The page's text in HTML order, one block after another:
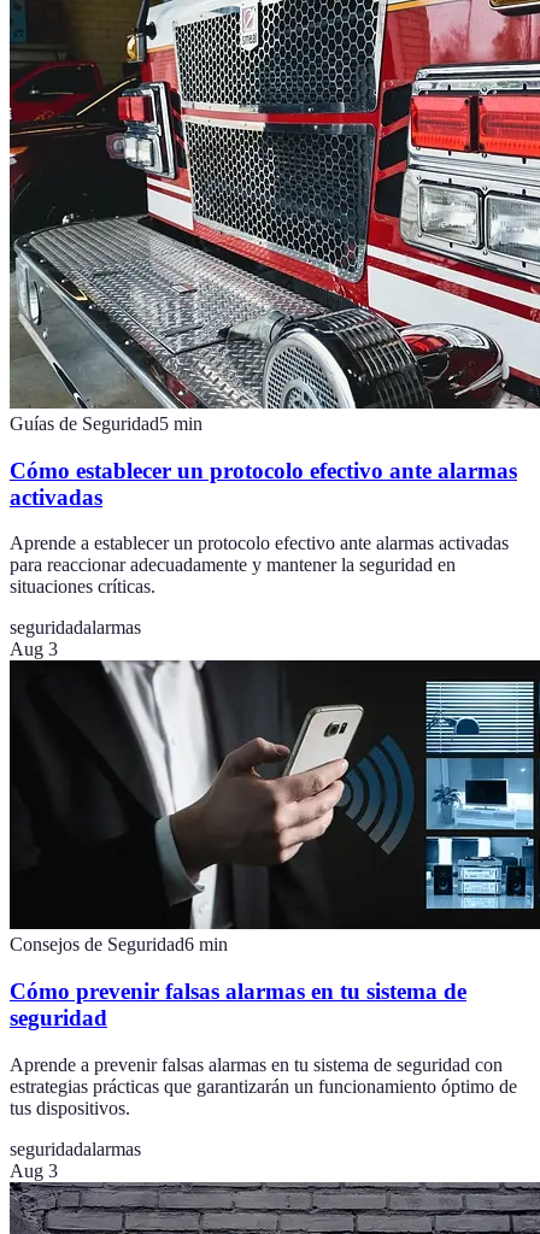
Guías de Seguridad5 min
Cómo establecer un protocolo efectivo ante alarmas
activadas
Aprende a establecer un protocolo efectivo ante alarmas activadas
para reaccionar adecuadamente y mantener la seguridad en
situaciones críticas.
seguridadalarmas
Aug 3
Consejos de Seguridad6 min
Cómo prevenir falsas alarmas en tu sistema de
seguridad
Aprende a prevenir falsas alarmas en tu sistema de seguridad con
estrategias prácticas que garantizarán un funcionamiento óptimo de
tus dispositivos.
seguridadalarmas
Aug 3